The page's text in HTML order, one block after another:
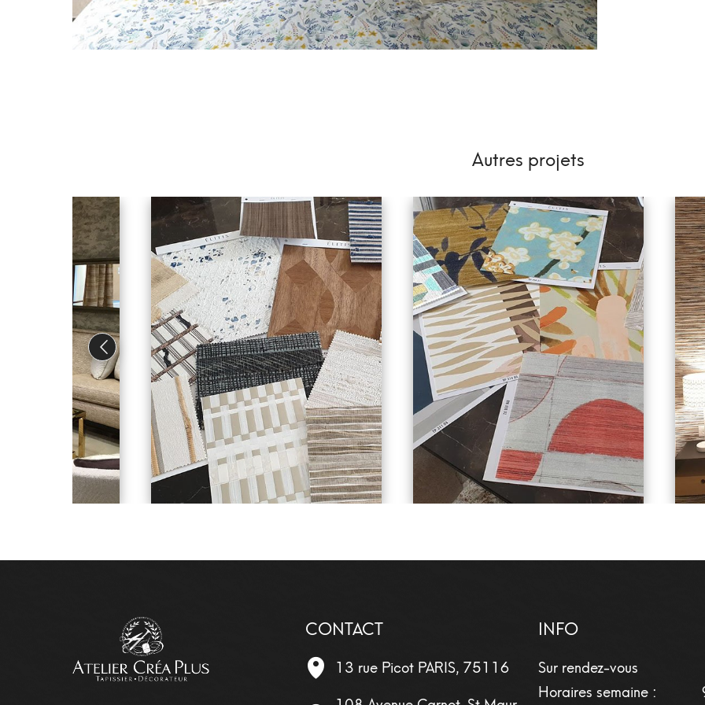
Autres projets
CONTACT
13 rue Picot PARIS, 75116
INFO
Sur rendez-vous
Horaires semaine :